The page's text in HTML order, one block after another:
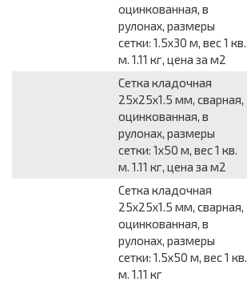
оцинкованная, в
рулонах, размеры
сетки: 1.5x30 м, вес 1 кв.
м. 1.11 кг, цена за м2
Сетка кладочная
25x25x1.5 мм, сварная,
оцинкованная, в
рулонах, размеры
сетки: 1x50 м, вес 1 кв.
м. 1.11 кг, цена за м2
Сетка кладочная
25x25x1.5 мм, сварная,
оцинкованная, в
рулонах, размеры
сетки: 1.5x50 м, вес 1 кв.
м. 1.11 кг